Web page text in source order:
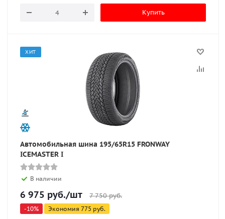
Купить
ХИТ
Автомобильная шина 195/65R15 FRONWAY
ICEMASTER I
В наличии
6 975 руб./шт 7 750руб.
-10% Экономия 775 руб.